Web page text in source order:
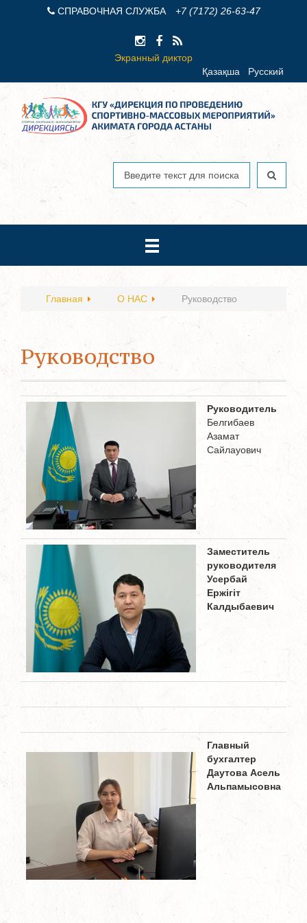
СПРАВОЧНАЯ СЛУЖБА +7 (7172) 26-63-47
Экранный диктор
Қазақша
Русский
Главная О НАС Руководство
Руководство
Руководитель
Белгибаев
Азамат
Сайлауович
Заместитель
руководителя
Усербай
Ержігіт
Калдыбаевич
Главный
бухгалтер
Даутова Асель
Альпамысовна